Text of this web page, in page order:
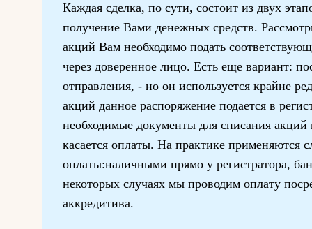
Каждая сделка, по сути, состоит из двух
получение Вами денежных средств.
акций Вам необходимо подать
через доверенное лицо. Есть еще вариант:
отправления, - но он используется крайне
акций данное распоряжение подается в
необходимые документы для списания
касается оплаты. На практике применяются
оплаты:наличными прямо у регистратора,
некоторых случаях мы проводим оплату
аккредитива.